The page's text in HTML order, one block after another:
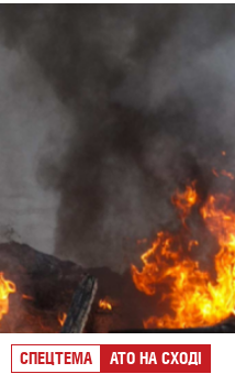
СПЕЦТЕМА АТО НА СХОДІ